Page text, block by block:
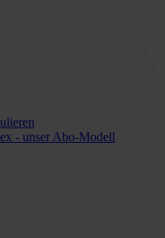
- unser Abo-Modell